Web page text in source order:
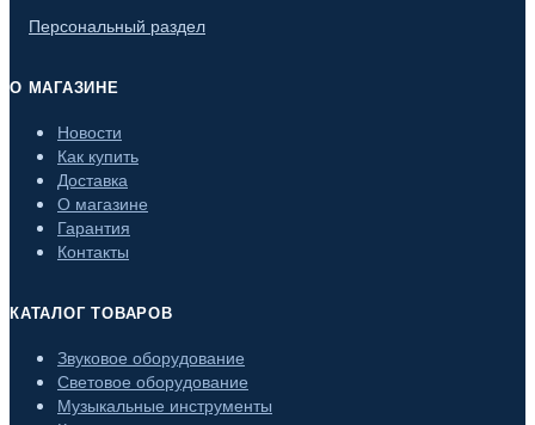
Персональный раздел
О МАГАЗИНЕ
Новости
Как купить
Доставка
О магазине
Гарантия
Контакты
КАТАЛОГ ТОВАРОВ
Звуковое оборудование
Световое оборудование
Музыкальные инструменты